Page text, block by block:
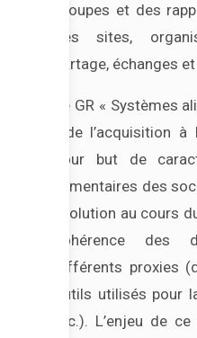
groupes et des
des sites,
partage, échanges
Le GR « Systèmes
: de l’acquisition
pour but de
alimentaires des
évolution au cours
cohérence des
différents proxies
outils utilisés pour
etc.). L’enjeu de